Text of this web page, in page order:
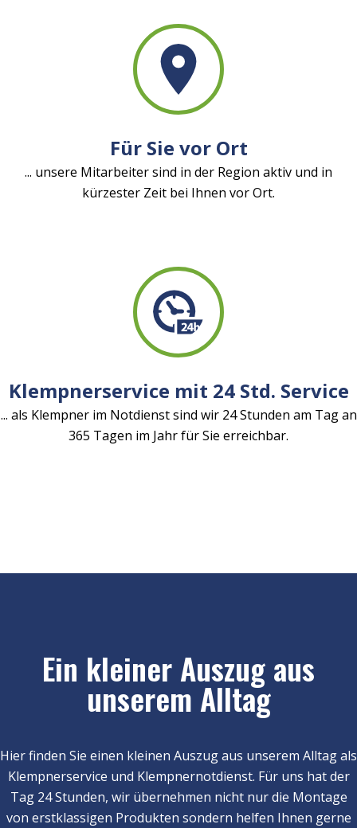
Für Sie vor Ort
... unsere Mitarbeiter sind in der Region aktiv und in
kürzester Zeit bei Ihnen vor Ort.
Klempnerservice mit 24 Std. Service
... als Klempner im Notdienst sind wir 24 Stunden am Tag an
365 Tagen im Jahr für Sie erreichbar.
Ein kleiner Auszug aus
unserem Alltag
Hier finden Sie einen kleinen Auszug aus unserem Alltag als
Klempnerservice und Klempnernotdienst. Für uns hat der
Tag 24 Stunden, wir übernehmen nicht nur die Montage
von erstklassigen Produkten sondern helfen Ihnen gerne